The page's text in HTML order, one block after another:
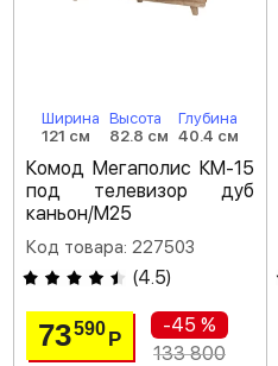
Ширина
121 см
Высота
82.8 см
Глубина
40.4 см
Комод Мегаполис КМ-15
под телевизор дуб
каньон/M25
Код товара: 227503
(4.5)
73590Р
-45 %
133 800